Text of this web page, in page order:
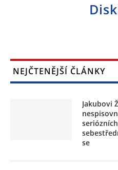
NEJČTENĚJŠÍ ČLÁNKY
Jakubovi
se